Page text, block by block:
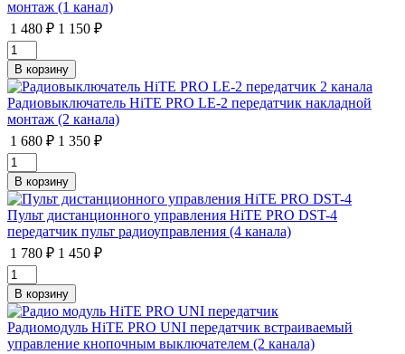
монтаж (1 канал)
1 480 ₽ 1 150 ₽
Радиовыключатель HiTE PRO LE-2 передатчик накладной
монтаж (2 канала)
1 680 ₽ 1 350 ₽
Пульт дистанционного управления HiTE PRO DST-4
передатчик пульт радиоуправления (4 канала)
1 780 ₽ 1 450 ₽
Радиомодуль HiTE PRO UNI передатчик встраиваемый
управление кнопочным выключателем (2 канала)